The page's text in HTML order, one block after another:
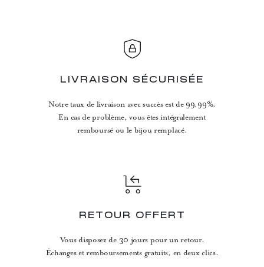
LIVRAISON SÉCURISÉE
Notre taux de livraison avec succès est de 99,99%.
En cas de problème, vous êtes intégralement
remboursé ou le bijou remplacé.
RETOUR OFFERT
Vous disposez de 30 jours pour un retour.
Échanges et remboursements gratuits, en deux clics.